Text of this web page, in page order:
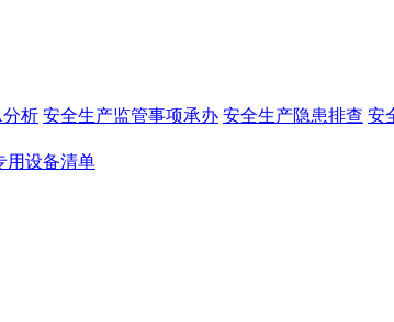
析 安全生产监管事项承办 安全生产隐患排查 安
用设备清单